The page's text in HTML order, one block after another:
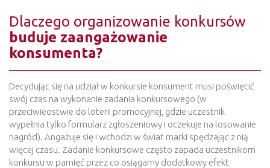
Dlaczego organizowanie konkursów
buduje zaangażowanie
konsumenta?
Decydując się na udział w konkursie konsument musi poświęcić
swój czas na wykonanie zadania konkursowego (w
przeciwieostwie do loterii promocyjnej, gdzie uczestnik
wypełnia tylko formularz zgłoszeniowy i oczekuje na losowanie
nagród). Angażuje się i wchodzi w świat marki spędzając z nią
więcej czasu. Zadanie konkursowe często zapada uczestnikom
konkursu w pamięć przez co osiągamy dodatkowy efekt